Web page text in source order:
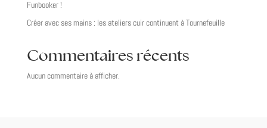
Funbooker !
Créer avec ses mains : les ateliers cuir continuent à Tournefeuille
Commentaires récents
Aucun commentaire à afficher.